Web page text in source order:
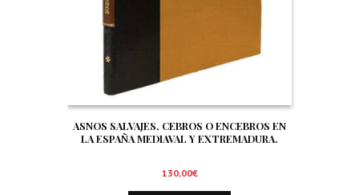
ASNOS SALVAJES, CEBROS O ENCEBROS EN
LA ESPAÑA MEDIAVAL Y EXTREMADURA.
130,00€